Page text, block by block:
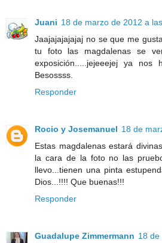
Juani 18 de marzo de 2012 a
Jaajajajajajaj no se que me
tu foto las magdalenas se
exposición.....jejeeejej ya nos
Besossss.
Responder
Rocio y Josemanuel 18 de
Estas magdalenas estará
la cara de la foto no las
llevo...tienen una pinta
Dios...!!!! Que buenas!!!
Responder
Guadalupe Zimmermann 18 de